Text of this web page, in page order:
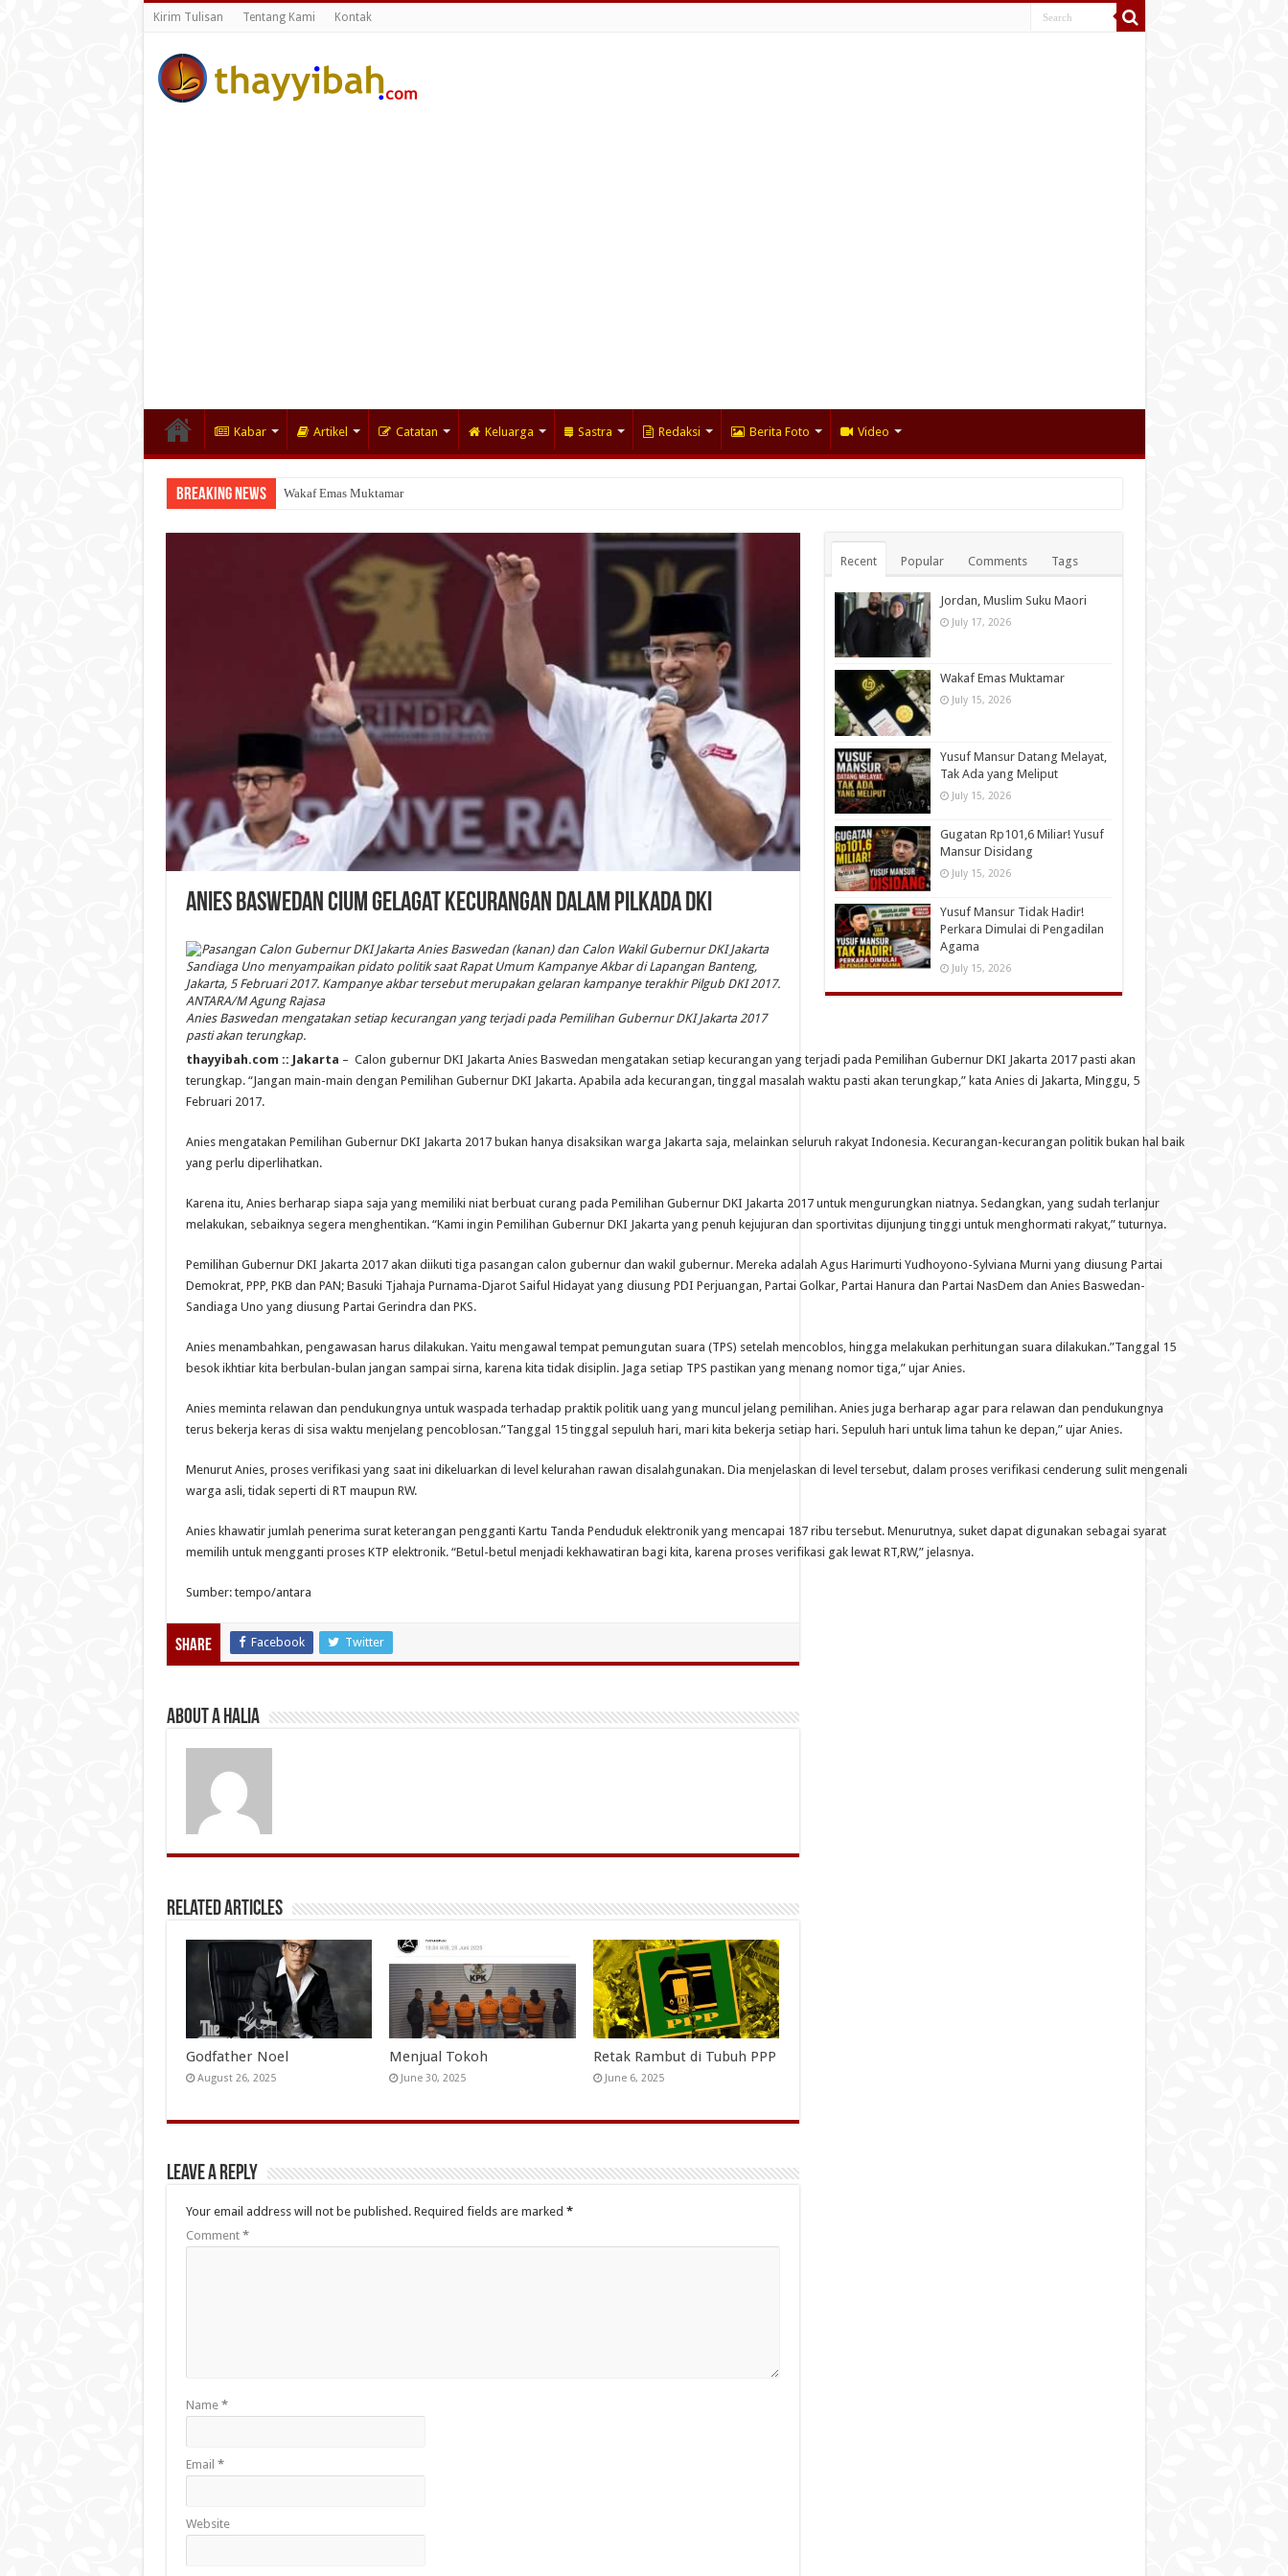
Kirim Tulisan Tentang Kami Kontak
Kabar Artikel Catatan Keluarga Sastra Redaksi Berita Foto Video
Breaking News Wakaf Emas Muktamar
Anies Baswedan Cium Gelagat Kecurangan dalam Pilkada DKI
Anies Baswedan mengatakan setiap kecurangan yang terjadi pada Pemilihan Gubernur DKI Jakarta 2017
pasti akan terungkap.
thayyibah.com :: Jakarta – Calon gubernur DKI Jakarta Anies Baswedan mengatakan setiap kecurangan yang terjadi pada Pemilihan Gubernur DKI Jakarta 2017 pasti akan
terungkap. “Jangan main-main dengan Pemilihan Gubernur DKI Jakarta. Apabila ada kecurangan, tinggal masalah waktu pasti akan terungkap,” kata Anies di Jakarta, Minggu, 5
Februari 2017.
Anies mengatakan Pemilihan Gubernur DKI Jakarta 2017 bukan hanya disaksikan warga Jakarta saja, melainkan seluruh rakyat Indonesia. Kecurangan-kecurangan politik bukan hal baik
yang perlu diperlihatkan.
Karena itu, Anies berharap siapa saja yang memiliki niat berbuat curang pada Pemilihan Gubernur DKI Jakarta 2017 untuk mengurungkan niatnya. Sedangkan, yang sudah terlanjur
melakukan, sebaiknya segera menghentikan. “Kami ingin Pemilihan Gubernur DKI Jakarta yang penuh kejujuran dan sportivitas dijunjung tinggi untuk menghormati rakyat,” tuturnya.
Pemilihan Gubernur DKI Jakarta 2017 akan diikuti tiga pasangan calon gubernur dan wakil gubernur. Mereka adalah Agus Harimurti Yudhoyono-Sylviana Murni yang diusung Partai
Demokrat, PPP, PKB dan PAN; Basuki Tjahaja Purnama-Djarot Saiful Hidayat yang diusung PDI Perjuangan, Partai Golkar, Partai Hanura dan Partai NasDem dan Anies Baswedan-
Sandiaga Uno yang diusung Partai Gerindra dan PKS.
Anies menambahkan, pengawasan harus dilakukan. Yaitu mengawal tempat pemungutan suara (TPS) setelah mencoblos, hingga melakukan perhitungan suara dilakukan.”Tanggal 15
besok ikhtiar kita berbulan-bulan jangan sampai sirna, karena kita tidak disiplin. Jaga setiap TPS pastikan yang menang nomor tiga,” ujar Anies.
Anies meminta relawan dan pendukungnya untuk waspada terhadap praktik politik uang yang muncul jelang pemilihan. Anies juga berharap agar para relawan dan pendukungnya
terus bekerja keras di sisa waktu menjelang pencoblosan.”Tanggal 15 tinggal sepuluh hari, mari kita bekerja setiap hari. Sepuluh hari untuk lima tahun ke depan,” ujar Anies.
Menurut Anies, proses verifikasi yang saat ini dikeluarkan di level kelurahan rawan disalahgunakan. Dia menjelaskan di level tersebut, dalam proses verifikasi cenderung sulit mengenali
warga asli, tidak seperti di RT maupun RW.
Anies khawatir jumlah penerima surat keterangan pengganti Kartu Tanda Penduduk elektronik yang mencapai 187 ribu tersebut. Menurutnya, suket dapat digunakan sebagai syarat
memilih untuk mengganti proses KTP elektronik. “Betul-betul menjadi kekhawatiran bagi kita, karena proses verifikasi gak lewat RT,RW,” jelasnya.
Sumber: tempo/antara
Share Facebook Twitter
About A Halia
Related Articles
Godfather Noel
August 26, 2025
Menjual Tokoh
June 30, 2025
Retak Rambut di Tubuh PPP
June 6, 2025
Leave a Reply
Your email address will not be published. Required fields are marked *
Comment *
Name *
Email *
Website
Recent Popular Comments Tags
Jordan, Muslim Suku Maori
July 17, 2026
Wakaf Emas Muktamar
July 15, 2026
Yusuf Mansur Datang Melayat,
Tak Ada yang Meliput
July 15, 2026
Gugatan Rp101,6 Miliar! Yusuf
Mansur Disidang
July 15, 2026
Yusuf Mansur Tidak Hadir!
Perkara Dimulai di Pengadilan
Agama
July 15, 2026